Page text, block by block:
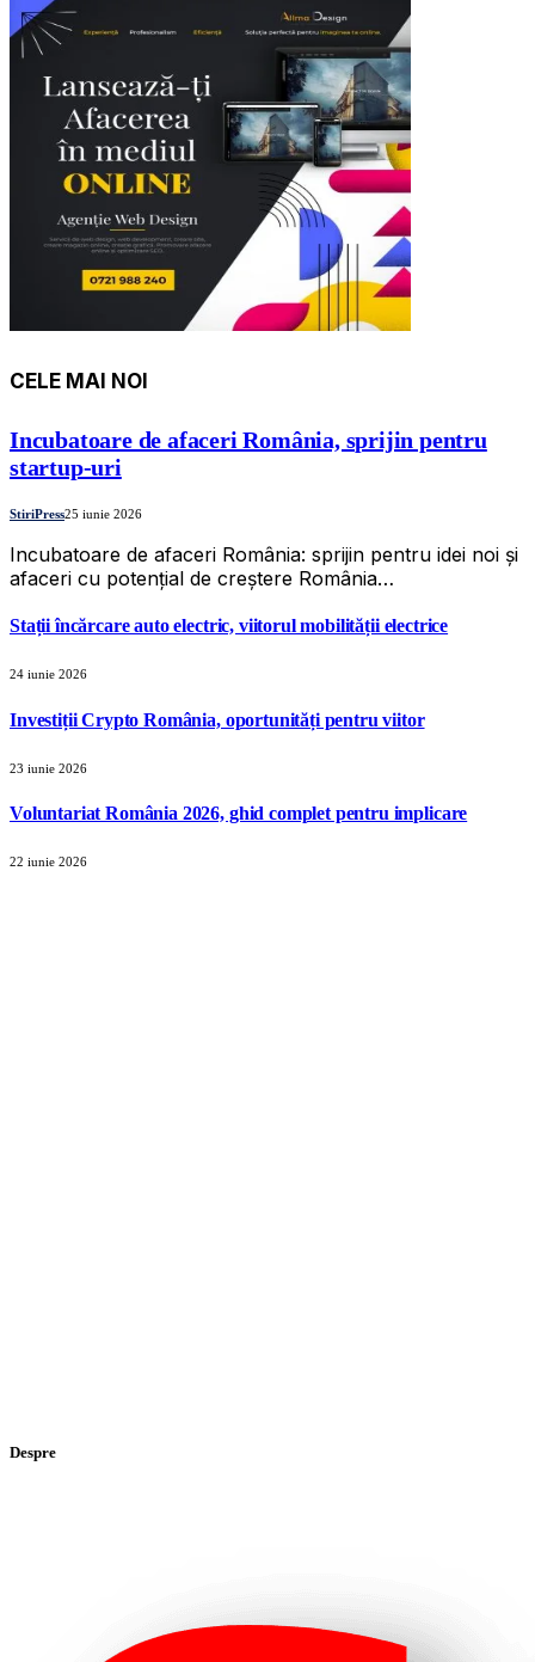
CELE MAI NOI
Incubatoare de afaceri România, sprijin pentru
startup-uri
StiriPress25 iunie 2026
Incubatoare de afaceri România: sprijin pentru idei noi și
afaceri cu potențial de creștere România…
Stații încărcare auto electric, viitorul mobilității electrice
24 iunie 2026
Investiții Crypto România, oportunități pentru viitor
23 iunie 2026
Voluntariat România 2026, ghid complet pentru implicare
22 iunie 2026
Despre